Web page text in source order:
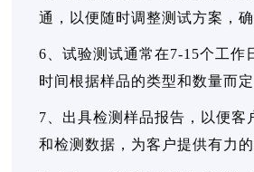
通，以便随时调整测试方案，确
6、试验测试通常在7-15个工作
时间根据样品的类型和数量而定
7、出具检测样品报告，以便客
和检测数据，为客户提供有力的